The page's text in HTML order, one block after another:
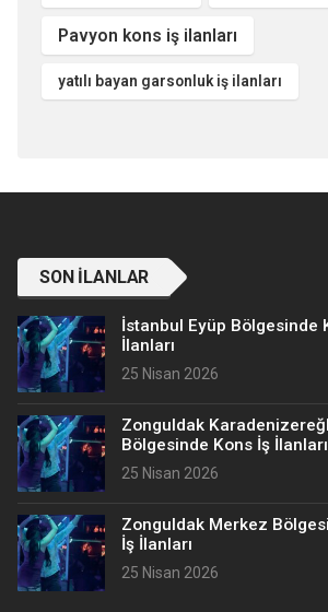
Pavyon kons iş ilanları
yatılı bayan garsonluk iş ilanları
SON İLANLAR
İstanbul Eyüp Bölgesinde
İlanları
25 Nisan 2026
Zonguldak
Bölgesinde Kons İş İlanları
25 Nisan 2026
Zonguldak Merkez
İş İlanları
25 Nisan 2026